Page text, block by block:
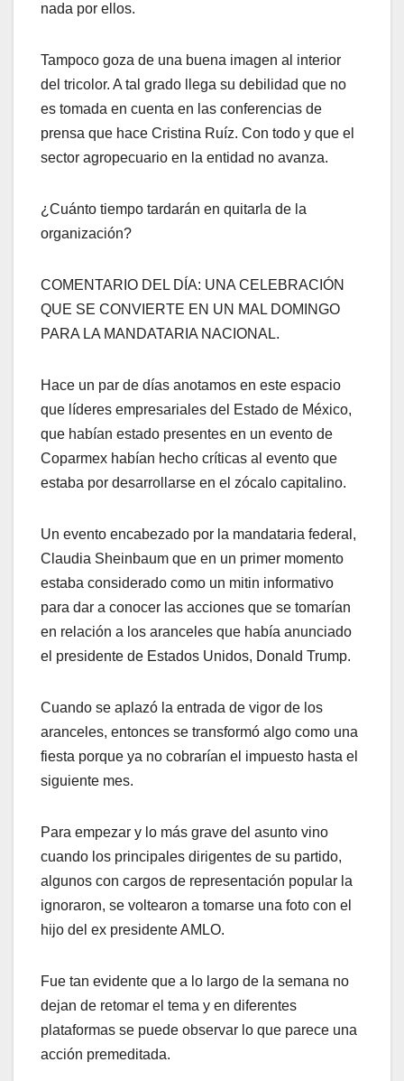
nada por ellos.
Tampoco goza de una buena imagen al interior
del tricolor. A tal grado llega su debilidad que no
es tomada en cuenta en las conferencias de
prensa que hace Cristina Ruíz. Con todo y que el
sector agropecuario en la entidad no avanza.
¿Cuánto tiempo tardarán en quitarla de la
organización?
COMENTARIO DEL DÍA: UNA CELEBRACIÓN
QUE SE CONVIERTE EN UN MAL DOMINGO
PARA LA MANDATARIA NACIONAL.
Hace un par de días anotamos en este espacio
que líderes empresariales del Estado de México,
que habían estado presentes en un evento de
Coparmex habían hecho críticas al evento que
estaba por desarrollarse en el zócalo capitalino.
Un evento encabezado por la mandataria federal,
Claudia Sheinbaum que en un primer momento
estaba considerado como un mitin informativo
para dar a conocer las acciones que se tomarían
en relación a los aranceles que había anunciado
el presidente de Estados Unidos, Donald Trump.
Cuando se aplazó la entrada de vigor de los
aranceles, entonces se transformó algo como una
fiesta porque ya no cobrarían el impuesto hasta el
siguiente mes.
Para empezar y lo más grave del asunto vino
cuando los principales dirigentes de su partido,
algunos con cargos de representación popular la
ignoraron, se voltearon a tomarse una foto con el
hijo del ex presidente AMLO.
Fue tan evidente que a lo largo de la semana no
dejan de retomar el tema y en diferentes
plataformas se puede observar lo que parece una
acción premeditada.